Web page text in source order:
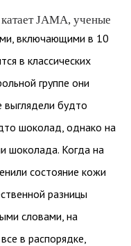
JAMA, ученые
включающими в 10
в классических
группе они
выглядели будто
шоколад, однако на
шоколада. Когда на
состояние кожи
разницы
словами, на
в распорядке,